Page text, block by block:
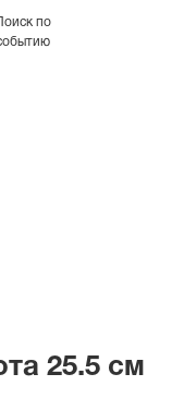
Поиск по
25.5 см